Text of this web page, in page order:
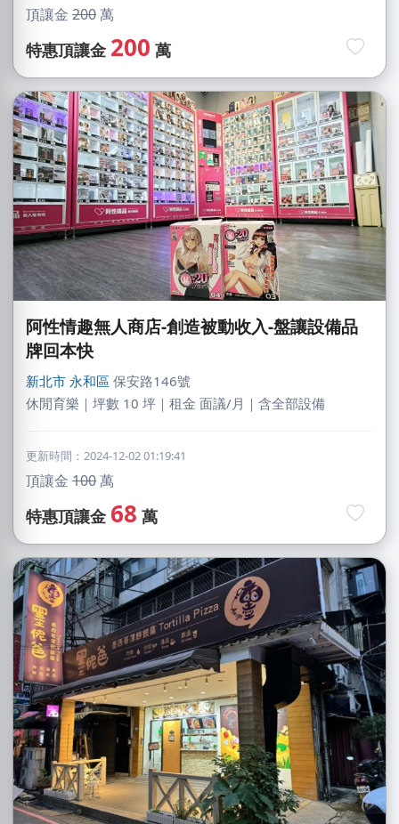
頂讓金 200萬
特惠頂讓金 200 萬
阿性情趣無人商店-創造被動收入-盤讓設備品
牌回本快
新北市 永和區 保安路146號
休閒育樂｜坪數 10 坪｜租金 面議/月｜含全部設備
更新時間：2024-12-02 01:19:41
頂讓金 100萬
特惠頂讓金 68 萬